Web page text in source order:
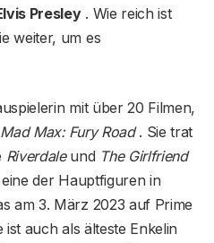
Presley. Wie reich ist
weiter, um es
mit über 20 Filmen,
Mad Max: Fury Road. Sie trat
Riverdaleund The Girlfriend
der Hauptfiguren in
am 3. März 2023 auf Prime
auch als älteste Enkelin